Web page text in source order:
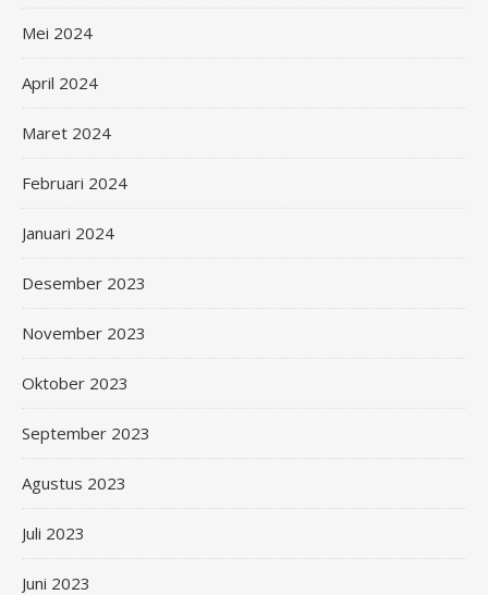
Mei 2024
April 2024
Maret 2024
Februari 2024
Januari 2024
Desember 2023
November 2023
Oktober 2023
September 2023
Agustus 2023
Juli 2023
Juni 2023